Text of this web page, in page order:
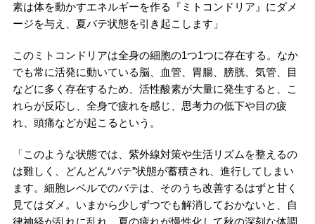
素は体を動かすエネルギーを作る『ミトコンドリア』にダメ
ージを与え、夏バテ状態を引き起こします」
このミトコンドリアは全身の細胞の1つ1つに存在する。なか
でも常に活発に動いている脳、血管、胃腸、膀胱、気管、目
などに多く存在するため、活性酸素が大量に発生すると、こ
れらが反応し、全身で疲れを感じ、思考力の低下や目の疲
れ、頭痛などが起こるという。
「このような状態では、紫外線対策や生活リズムを整えるの
は難しく、どんどん“バテ”状態が蓄積され、進行してしまい
ます。細胞レベルでのバテは、そのうち改善するはずと甘く
見てはダメ。いまから少しずつでも解消しておかないと、自